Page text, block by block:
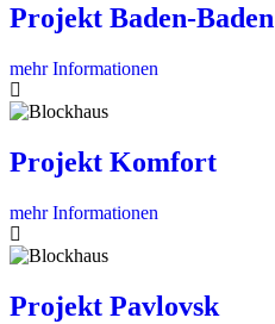
Projekt Baden-Baden
mehr Informationen
Projekt Komfort
mehr Informationen
Projekt Pavlovsk